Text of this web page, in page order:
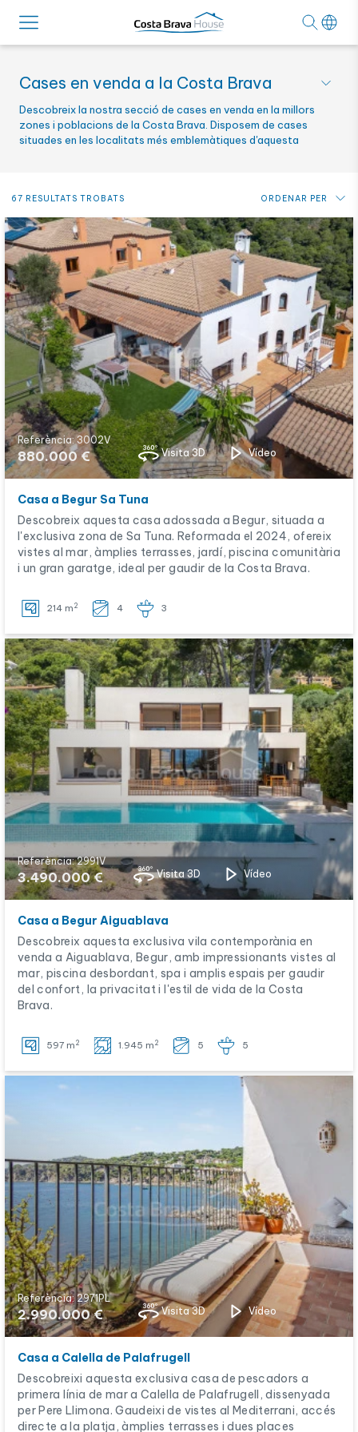
Cases en venda a la Costa Brava
Descobreix la nostra secció de cases en venda en la millors
zones i poblacions de la Costa Brava. Disposem de cases
situades en les localitats més emblemàtiques d'aquesta
67 RESULTATS TROBATS ORDENAR PER
Preu: de més baix a més alt
Preu: de més alt a més baix
Novetats
Alfabètic per referència
Referència: 3002V
880.000 € Visita 3D Vídeo
Casa a Begur Sa Tuna
Descobreix aquesta casa adossada a Begur, situada a
l'exclusiva zona de Sa Tuna. Reformada el 2024, ofereix
vistes al mar, àmplies terrasses, jardí, piscina comunitària
i un gran garatge, ideal per gaudir de la Costa Brava.
214 m 2 4 3
Referència: 2991V
3.490.000 € Visita 3D Vídeo
Casa a Begur Aiguablava
Descobreix aquesta exclusiva vila contemporània en
venda a Aiguablava, Begur, amb impressionants vistes al
mar, piscina desbordant, spa i amplis espais per gaudir
del confort, la privacitat i l'estil de vida de la Costa
Brava.
597 m 2 1.945 m 2 5 5
Referència: 2971PL
2.990.000 € Visita 3D Vídeo
Casa a Calella de Palafrugell
Descobreixi aquesta exclusiva casa de pescadors a
primera línia de mar a Calella de Palafrugell, dissenyada
per Pere Llimona. Gaudeixi de vistes al Mediterrani, accés
directe a la platja, àmplies terrasses i dues places